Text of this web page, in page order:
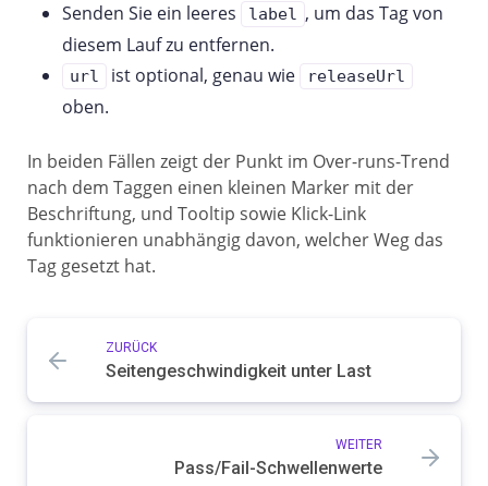
Senden Sie ein leeres label , um das Tag von
diesem Lauf zu entfernen.
url ist optional, genau wie releaseUrl
oben.
In beiden Fällen zeigt der Punkt im Over-runs-Trend
nach dem Taggen einen kleinen Marker mit der
Beschriftung, und Tooltip sowie Klick-Link
funktionieren unabhängig davon, welcher Weg das
Tag gesetzt hat.
ZURÜCK
Seitengeschwindigkeit unter Last
WEITER
Pass/Fail-Schwellenwerte